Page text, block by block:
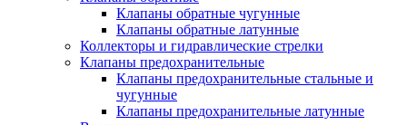
Клапаны обратные чугунные
Клапаны обратные латунные
Коллекторы и гидравлические стрелки
Клапаны предохранительные
Клапаны предохранительные стальные и
чугунные
Клапаны предохранительные латунные